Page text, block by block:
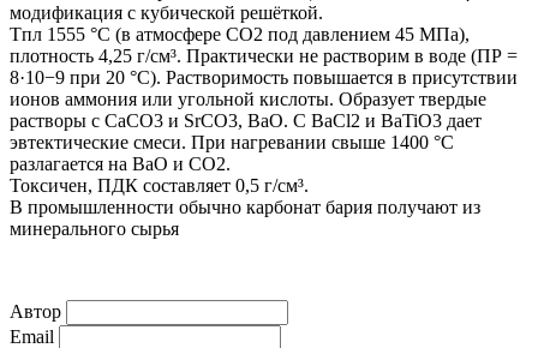
модификация с кубической решёткой.
Tпл 1555 °C (в атмосфере CO2 под давлением 45 МПа),
плотность 4,25 г/см³. Практически не растворим в воде (ПР =
8·10−9 при 20 °C). Растворимость повышается в присутствии
ионов аммония или угольной кислоты. Образует твердые
растворы с CaCO3 и SrCO3, BaO. C BaCl2 и BaTiO3 дает
эвтектические смеси. При нагревании свыше 1400 °C
разлагается на BaO и CO2.
Токсичен, ПДК составляет 0,5 г/см³.
В промышленности обычно карбонат бария получают из
минерального сырья
Автор
Email